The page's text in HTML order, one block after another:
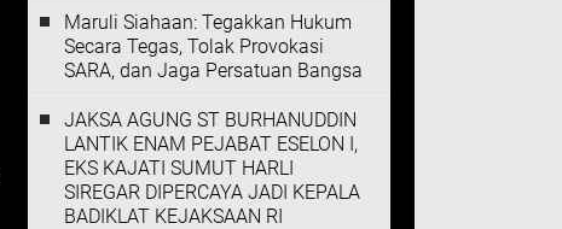
Maruli Siahaan: Tegakkan Hukum
Secara Tegas, Tolak Provokasi
SARA, dan Jaga Persatuan Bangsa
JAKSA AGUNG ST BURHANUDDIN
LANTIK ENAM PEJABAT ESELON I,
EKS KAJATI SUMUT HARLI
SIREGAR DIPERCAYA JADI KEPALA
BADIKLAT KEJAKSAAN RI